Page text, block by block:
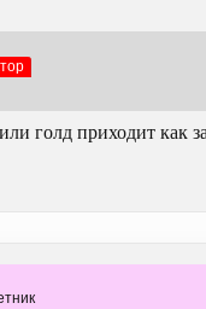
голд приходит как